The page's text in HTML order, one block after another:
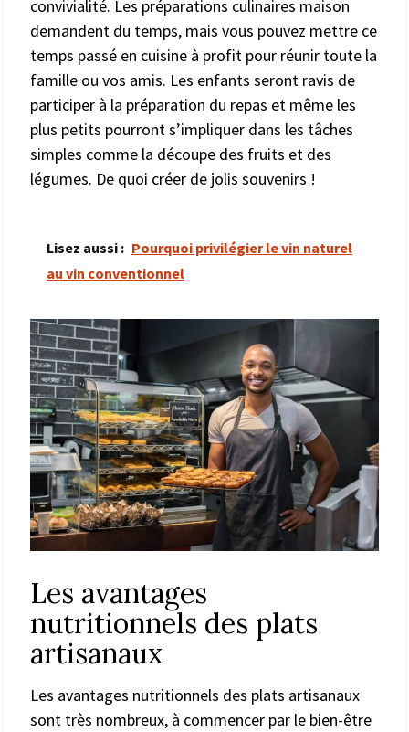
convivialité. Les préparations culinaires maison
demandent du temps, mais vous pouvez mettre ce
temps passé en cuisine à profit pour réunir toute la
famille ou vos amis. Les enfants seront ravis de
participer à la préparation du repas et même les
plus petits pourront s’impliquer dans les tâches
simples comme la découpe des fruits et des
légumes. De quoi créer de jolis souvenirs !
Lisez aussi : Pourquoi privilégier le vin naturel
au vin conventionnel
Les avantages
nutritionnels des plats
artisanaux
Les avantages nutritionnels des plats artisanaux
sont très nombreux, à commencer par le bien-être